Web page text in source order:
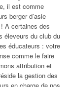
il est comme
berger d’asie
À certaines des
éleveurs du club du
éducateurs : votre
comme le faire
attribution et
la gestion des